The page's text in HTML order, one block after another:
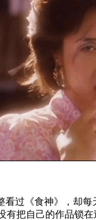
过《食神》，却
把自己的作品锁